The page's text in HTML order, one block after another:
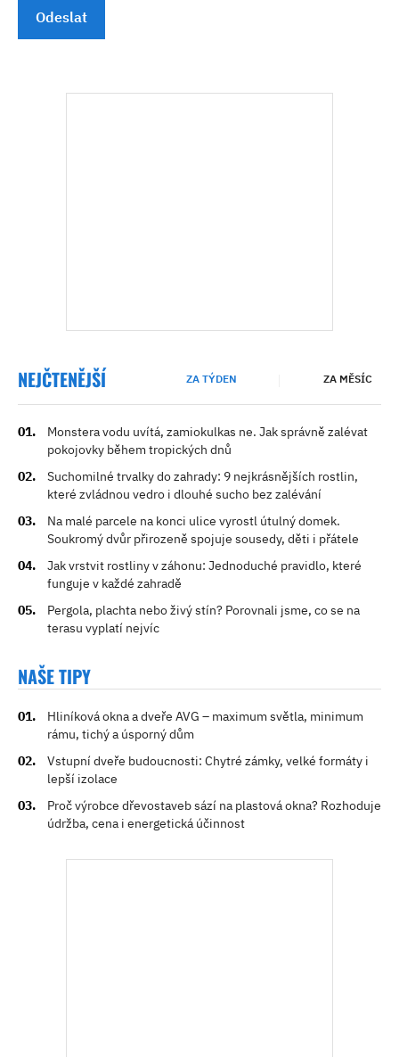
Odeslat
NEJČTENĚJŠÍ ZA TÝDEN ZA MĚSÍC
Monstera vodu uvítá, zamiokulkas ne. Jak správně zalévat
pokojovky během tropických dnů
Suchomilné trvalky do zahrady: 9 nejkrásnějších rostlin,
které zvládnou vedro i dlouhé sucho bez zalévání
Na malé parcele na konci ulice vyrostl útulný domek.
Soukromý dvůr přirozeně spojuje sousedy, děti i přátele
Jak vrstvit rostliny v záhonu: Jednoduché pravidlo, které
funguje v každé zahradě
Pergola, plachta nebo živý stín? Porovnali jsme, co se na
terasu vyplatí nejvíc
NAŠE TIPY
Hliníková okna a dveře AVG – maximum světla, minimum
rámu, tichý a úsporný dům
Vstupní dveře budoucnosti: Chytré zámky, velké formáty i
lepší izolace
Proč výrobce dřevostaveb sází na plastová okna? Rozhoduje
údržba, cena i energetická účinnost